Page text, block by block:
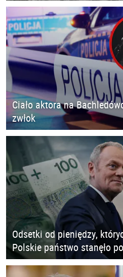
Ciało aktora na
zwłok
Odsetki od pieniędzy,
Polskie państwo stanęło